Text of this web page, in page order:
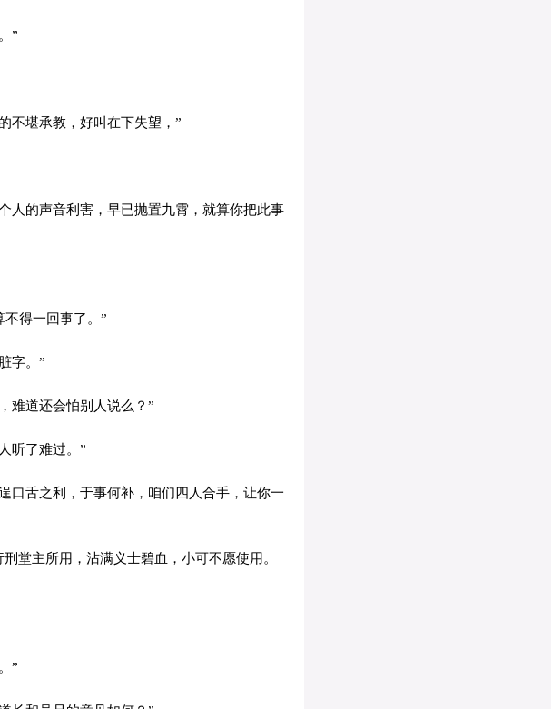
”
不堪承教，好叫在下失望，”
人的声音利害，早已抛置九霄，就算你把此事
得一回事了。”
字。”
难道还会怕别人说么？”
听了难过。”
舌之利，于事何补，咱们四人合手，让你一
堂主所用，沾满义士碧血，小可不愿使用。
”